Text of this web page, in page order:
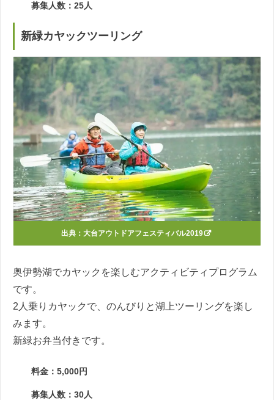
募集人数：25人
新緑カヤックツーリング
出典： 大台アウトドアフェスティバル2019
奥伊勢湖でカヤックを楽しむアクティビティプログラム
です。
2人乗りカヤックで、のんびりと湖上ツーリングを楽し
みます。
新緑お弁当付きです。
料金：5,000円
募集人数：30人